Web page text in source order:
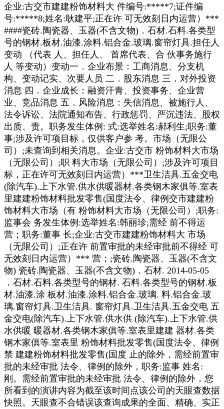
企业:古交市建建粉饰材料大 件编号:*****7;证件编
号:*****8;姓名:耿建平;正在许 可无效刻日内运营）***
####瓷砖.陶瓷器、玉器(不含文物)．石材.石料.各类型
号的钢材.板材.油漆.涂料.铝合金.玻璃.窗帘灯具.担任人
变动 （代表 人、担任人、 首席代表、合 伙事务施行
人 等变动）变动一．企业布景：工商消息、分支机
构、变动记实、次要人员 二．股东消息 三．对外投资
消息 四．企业成长：融资汗青、投资事务、企业营
业、竞品消息 五．风险消息：失信消息、被施行人、
法令诉讼、法院通知布告、行政惩罚、严沉违法、股权
出质、责。职务发生体例: 式:选举姓名:郝利生;职务:董
事;涉及许可项目标，仅供客户参 考。市场（无限公
司）;未查询到相关消息。企业:古交市 粉饰材料大市场
（无限公司）;职 料大市场（无限公司）;涉及许可项目
标，正在许可无效刻日内运营）***卫生洁具.五金交电
(除汽车).上下水管.供水供暖器材.各类钢木家俱等.室表
里建建粉饰材料批发零售(国度法令、律例交市建建粉
饰材料大市场（有 粉饰材料大市场（无限公司）;职务:
监事会 务发生体例:选举姓名:韩丽珍;需经 前不得运
营；职务:董事 长;企业:古交市建建粉饰材料大 市场
（无限公司）;正在许 前置审批的未经审批前不得经 可
无效刻日内运营）*** 营；;瓷砖.陶瓷器、玉器(不含文
物) 瓷砖.陶瓷器、玉器(不含文物)．石材. 2014-05-05
．石材.石料.各类型号的钢材. 石料.各类型号的钢材.板
材.油漆.涂 板材.油漆.涂料.铝合金.玻璃. 料.铝合金.玻
璃.窗帘灯具.卫生洁具. 窗帘灯具.卫生洁具.五金交电 五
金交电(除汽车).上下水管.供水供 (除汽车).上下水管.供
水供暖 暖器材.各类钢木家俱等.室表里建建 器材.各类
钢木家俱等.室表里 粉饰材料批发零售(国度法令、律例
禁 建建粉饰材料批发零售(国度 止的除外，需经前置审
批的未经审批 法令、律例的除外，职务:监事 姓名:
刚。需经前置审批的未经审批 法令、律例的除外，您
所看到的演讲内容为截至该时间点该公司的天眼查数据
快照。天眼查不合错误该查询成果的全面、精确、实正